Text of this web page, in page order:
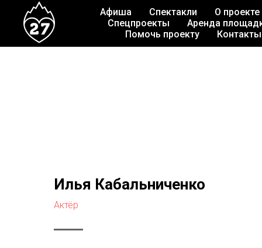
Афиша Спектакли
О проекте
Спецпроекты
Аренда
Помочь проекту
Контакты
Илья Кабальниченко
Актёр